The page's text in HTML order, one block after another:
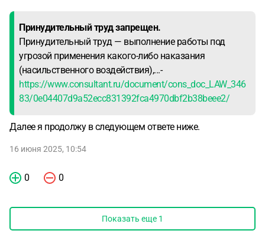
Принудительный труд запрещен.
Принудительный труд — выполнение работы под
угрозой применения какого-либо наказания
(насильственного воздействия),...-
https://www.consultant.ru/document/cons_doc_LAW_346
83/0e04407d9a52ecc831392fca4970dbf2b38beee2/
Далее я продолжу в следующем ответе ниже.
16 июня 2025, 10:54
0 0
Показать еще 1